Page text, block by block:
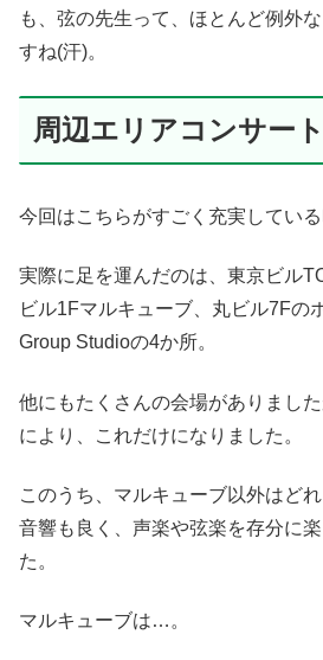
も、弦の先生って、ほとんど例外
すね(汗)。
周辺エリアコンサート
今回はこちらがすごく充実している
実際に足を運んだのは、東京ビル
ビル1Fマルキューブ、丸ビル7Fの
Group Studioの4か所。
他にもたくさんの会場がありまし
により、これだけになりました。
このうち、マルキューブ以外はど
音響も良く、声楽や弦楽を存分に
た。
マルキューブは…。